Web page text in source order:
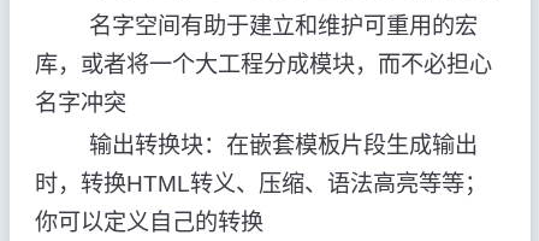
名字空间有助于建立和维护可重用的宏
库，或者将一个大工程分成模块，而不必担心
名字冲突
输出转换块：在嵌套模板片段生成输出
时，转换HTML转义、压缩、语法高亮等等；
你可以定义自己的转换